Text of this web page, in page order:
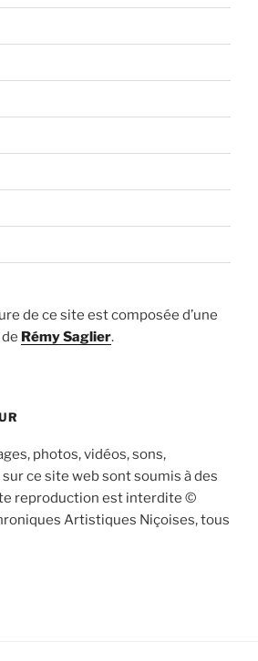
de ce site est composée d’une
Rémy Saglier.
photos, vidéos, sons,
ce site web sont soumis à des
reproduction est interdite ©
Artistiques Niçoises, tous